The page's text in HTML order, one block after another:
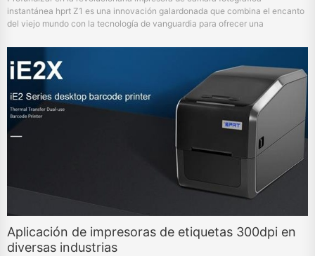
instantánea hprt Z1 es una innovación galardonada que combina el encanto
del viejo mundo con la tecnología de vanguardia para ofrecer una
Aplicación de impresoras de etiquetas 300dpi en
diversas industrias